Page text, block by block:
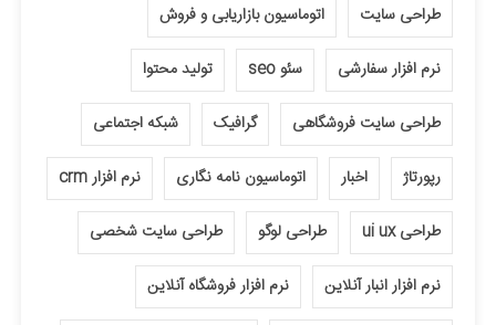
طراحی سایت اتوماسیون بازاریابی و فروش
نرم افزار سفارشی سئو seo تولید محتوا
طراحی سایت فروشگاهی گرافیک شبکه اجتماعی
رپورتاژ اخبار اتوماسیون نامه نگاری نرم افزار crm
طراحی ui ux طراحی لوگو طراحی سایت شخصی
نرم افزار انبار آنلاین نرم افزار فروشگاه آنلاین